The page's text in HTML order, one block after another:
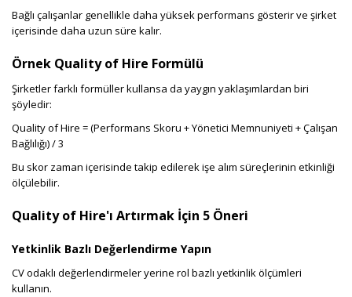
Bağlı çalışanlar genellikle daha yüksek performans gösterir ve şirket
içerisinde daha uzun süre kalır.
Örnek Quality of Hire Formülü
Şirketler farklı formüller kullansa da yaygın yaklaşımlardan biri
şöyledir:
Quality of Hire = (Performans Skoru + Yönetici Memnuniyeti + Çalışan
Bağlılığı) / 3
Bu skor zaman içerisinde takip edilerek işe alım süreçlerinin etkinliği
ölçülebilir.
Quality of Hire'ı Artırmak İçin 5 Öneri
Yetkinlik Bazlı Değerlendirme Yapın
CV odaklı değerlendirmeler yerine rol bazlı yetkinlik ölçümleri
kullanın.